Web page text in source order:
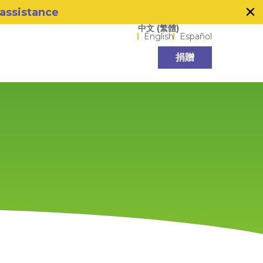
×
Language options
中文 (繁體)
English Español
捐贈